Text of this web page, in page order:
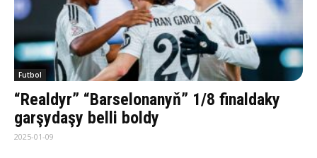
Futbol
“Realdyr” “Barselonanyň” 1/8 finaldaky
garşydaşy belli boldy
2025-01-09